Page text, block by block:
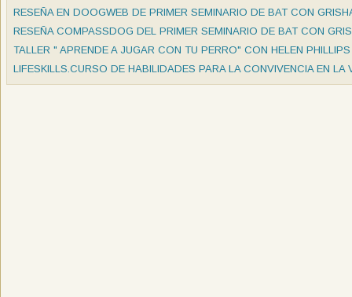
RESEÑA EN DOOGWEB DE PRIMER SEMINARIO DE BAT CON
RESEÑA COMPASSDOG DEL PRIMER SEMINARIO DE BAT CON
TALLER " APRENDE A JUGAR CON TU PERRO" CON HELEN PHILLIPS
LIFESKILLS.CURSO DE HABILIDADES PARA LA CONVIVENCIA EN